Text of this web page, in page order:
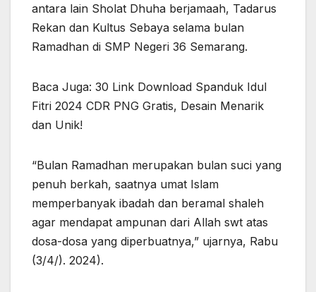
antara lain Sholat Dhuha berjamaah, Tadarus
Rekan dan Kultus Sebaya selama bulan
Ramadhan di SMP Negeri 36 Semarang.
Baca Juga: 30 Link Download Spanduk Idul
Fitri 2024 CDR PNG Gratis, Desain Menarik
dan Unik!
“Bulan Ramadhan merupakan bulan suci yang
penuh berkah, saatnya umat Islam
memperbanyak ibadah dan beramal shaleh
agar mendapat ampunan dari Allah swt atas
dosa-dosa yang diperbuatnya,” ujarnya, Rabu
(3/4/). 2024).